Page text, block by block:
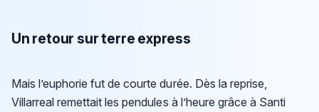
Un retour sur terre express
Mais l’euphorie fut de courte durée. Dès la reprise,
Villarreal remettait les pendules à l’heure grâce à Santi